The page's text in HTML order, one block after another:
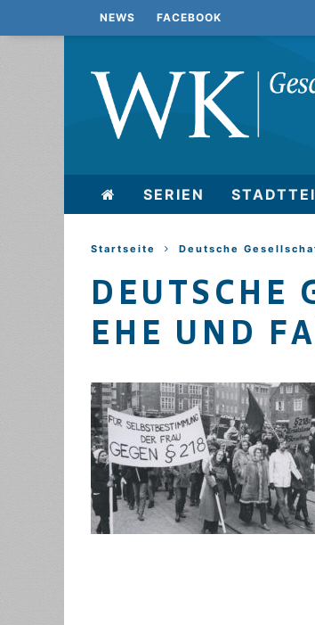
NEWS FACEBOOK
SERIEN
Startseite Deutsche
DEUTSCHE
EHE UND